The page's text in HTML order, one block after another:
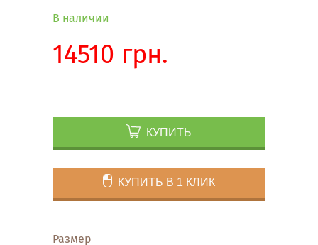
В наличии
14510 грн.
КУПИТЬ
КУПИТЬ В 1 КЛИК
Размер